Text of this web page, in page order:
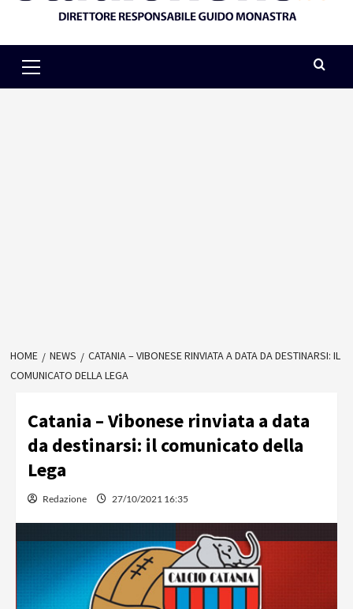
Menu
HOME NEWS
CATANIA – VIBONESE RINVIATA A DATA DA DESTINARSI: IL
COMUNICATO DELLA LEGA
Catania – Vibonese rinviata a data
da destinarsi: il comunicato della
Lega
Redazione 27/10/2021 16:35